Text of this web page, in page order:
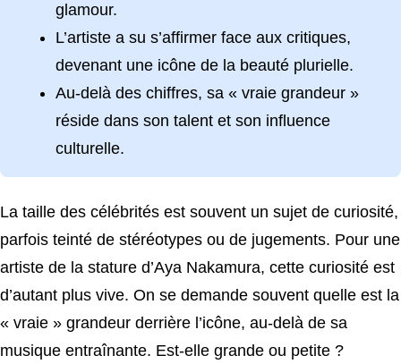
glamour.
L’artiste a su s’affirmer face aux critiques,
devenant une icône de la beauté plurielle.
Au-delà des chiffres, sa « vraie grandeur »
réside dans son talent et son influence
culturelle.
La taille des célébrités est souvent un sujet de curiosité,
parfois teinté de stéréotypes ou de jugements. Pour une
artiste de la stature d’Aya Nakamura, cette curiosité est
d’autant plus vive. On se demande souvent quelle est la
« vraie » grandeur derrière l’icône, au-delà de sa
musique entraînante. Est-elle grande ou petite ?